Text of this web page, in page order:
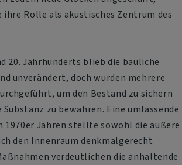
ihre Rolle als akustisches Zentrum des
20. Jahrhunderts blieb die bauliche
unverändert, doch wurden mehrere
um den Bestand zu sichern
zu bewahren. Eine umfassende
1970er Jahren stellte sowohl die äußere
den Innenraum denkmalgerecht
verdeutlichen die anhaltende